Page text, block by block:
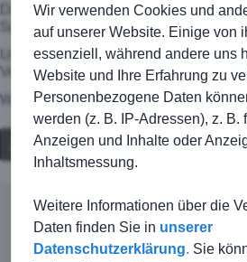
Die TSG Kirchberg heißt die Gäste
Spitzenspiel in Kirchberg Willkommen.
Und davor, ab 11:30 Uhr, gibt es beim
Vereinsheim leckere Speisen!
Wir freuen uns auf SIE! Bis Sonntag :)
Zurück
© TSG Kirchberg-Jagst |Kontakt
Haftungsausschluss|Datenschutz
Wir verwenden Cookies und
auf unserer Website. Einige von
essenziell, während andere uns
Website und Ihre Erfahrung zu
Personenbezogene Daten
werden (z. B. IP-Adressen), z. B.
Anzeigen und Inhalte oder
Inhaltsmessung.
Weitere Informationen über die
Daten finden Sie in unserer
Datenschutzerklärung. Sie